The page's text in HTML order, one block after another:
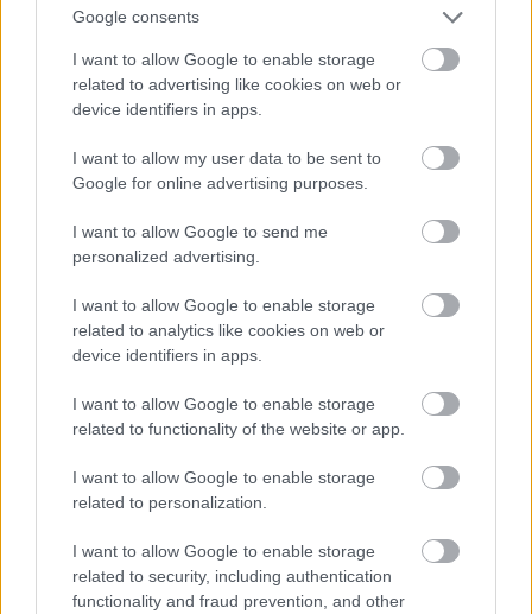
Google consents
I want to allow Google to enable storage
related to advertising like cookies on web or
device identifiers in apps.
I want to allow my user data to be sent to
Google for online advertising purposes.
I want to allow Google to send me
personalized advertising.
I want to allow Google to enable storage
related to analytics like cookies on web or
device identifiers in apps.
I want to allow Google to enable storage
related to functionality of the website or app.
I want to allow Google to enable storage
related to personalization.
I want to allow Google to enable storage
related to security, including authentication
functionality and fraud prevention, and other
tűzcsapot, arra meg ráférne egy újrafestés. Pár éve